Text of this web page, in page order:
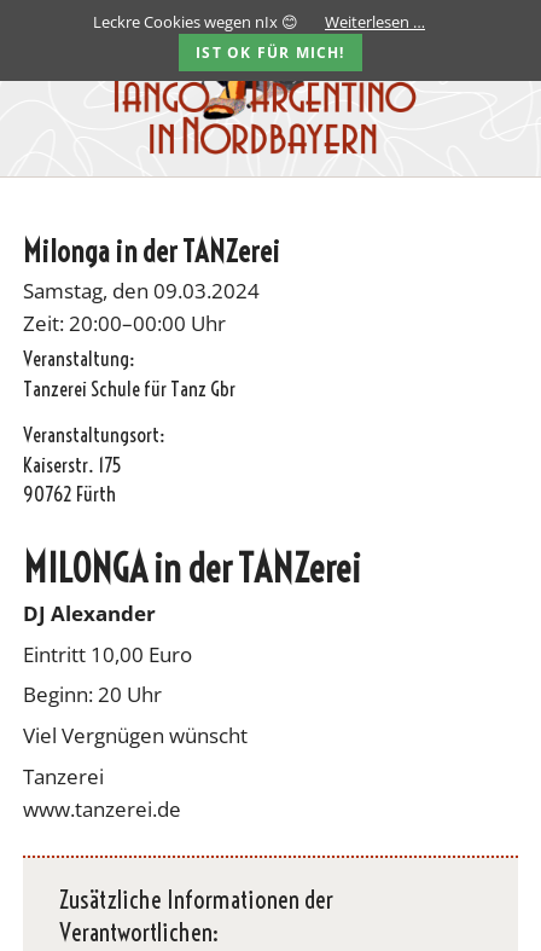
Milonga in der TANZerei
Samstag, den 09.03.2024
Zeit: 20:00–00:00 Uhr
Veranstaltung:
Tanzerei Schule für Tanz Gbr
Veranstaltungsort:
Kaiserstr. 175
90762 Fürth
MILONGA in der TANZerei
DJ Alexander
Eintritt 10,00 Euro
Beginn: 20 Uhr
Viel Vergnügen wünscht
Tanzerei
www.tanzerei.de
Zusätzliche Informationen der
Verantwortlichen:
Leckre Cookies wegen nIx 😊 Weiterlesen …
IST OK FÜR MICH!